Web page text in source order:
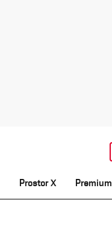
Prostor X Premium